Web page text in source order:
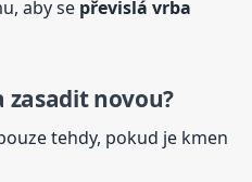
aby se převislávrba
novou?
tehdy, pokud je kmen